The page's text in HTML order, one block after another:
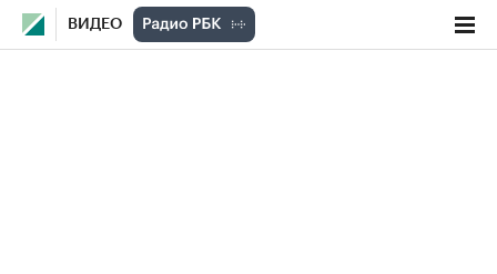
ВИДЕО